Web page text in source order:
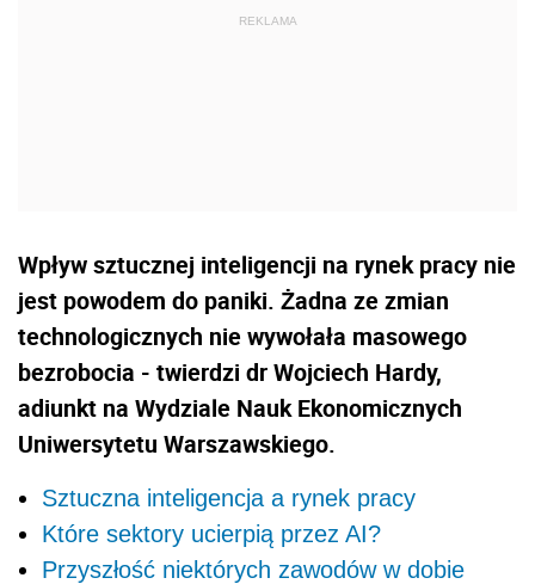
Wpływ sztucznej inteligencji na rynek pracy nie
jest powodem do paniki. Żadna ze zmian
technologicznych nie wywołała masowego
bezrobocia - twierdzi dr Wojciech Hardy,
adiunkt na Wydziale Nauk Ekonomicznych
Uniwersytetu Warszawskiego.
Sztuczna inteligencja a rynek pracy
Które sektory ucierpią przez AI?
Przyszłość niektórych zawodów w dobie